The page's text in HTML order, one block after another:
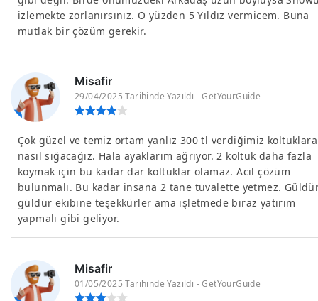
izlemekte zorlanırsınız. O yüzden 5 Yıldız vermicem. Buna
mutlak bir çözüm gerekir.
Misafir
29/04/2025 Tarihinde Yazıldı - GetYourGuide
Çok güzel ve temiz ortam yanlız 300 tl verdiğimiz koltuklara
nasıl sığacağız. Hala ayaklarım ağrıyor. 2 koltuk daha fazla
koymak için bu kadar dar koltuklar olamaz. Acil çözüm
bulunmalı. Bu kadar insana 2 tane tuvalette yetmez.
güldür ekibine teşekkürler ama işletmede biraz yatırım
yapmalı gibi geliyor.
Misafir
01/05/2025 Tarihinde Yazıldı - GetYourGuide